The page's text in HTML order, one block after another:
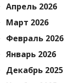
Апрель 2026
Март 2026
Февраль 2026
Январь 2026
Декабрь 2025